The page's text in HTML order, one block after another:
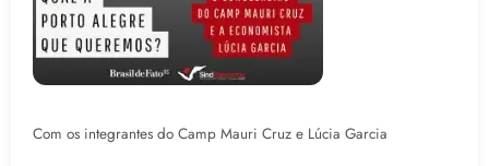
Com os integrantes do Camp Mauri Cruz e Lúcia Garcia